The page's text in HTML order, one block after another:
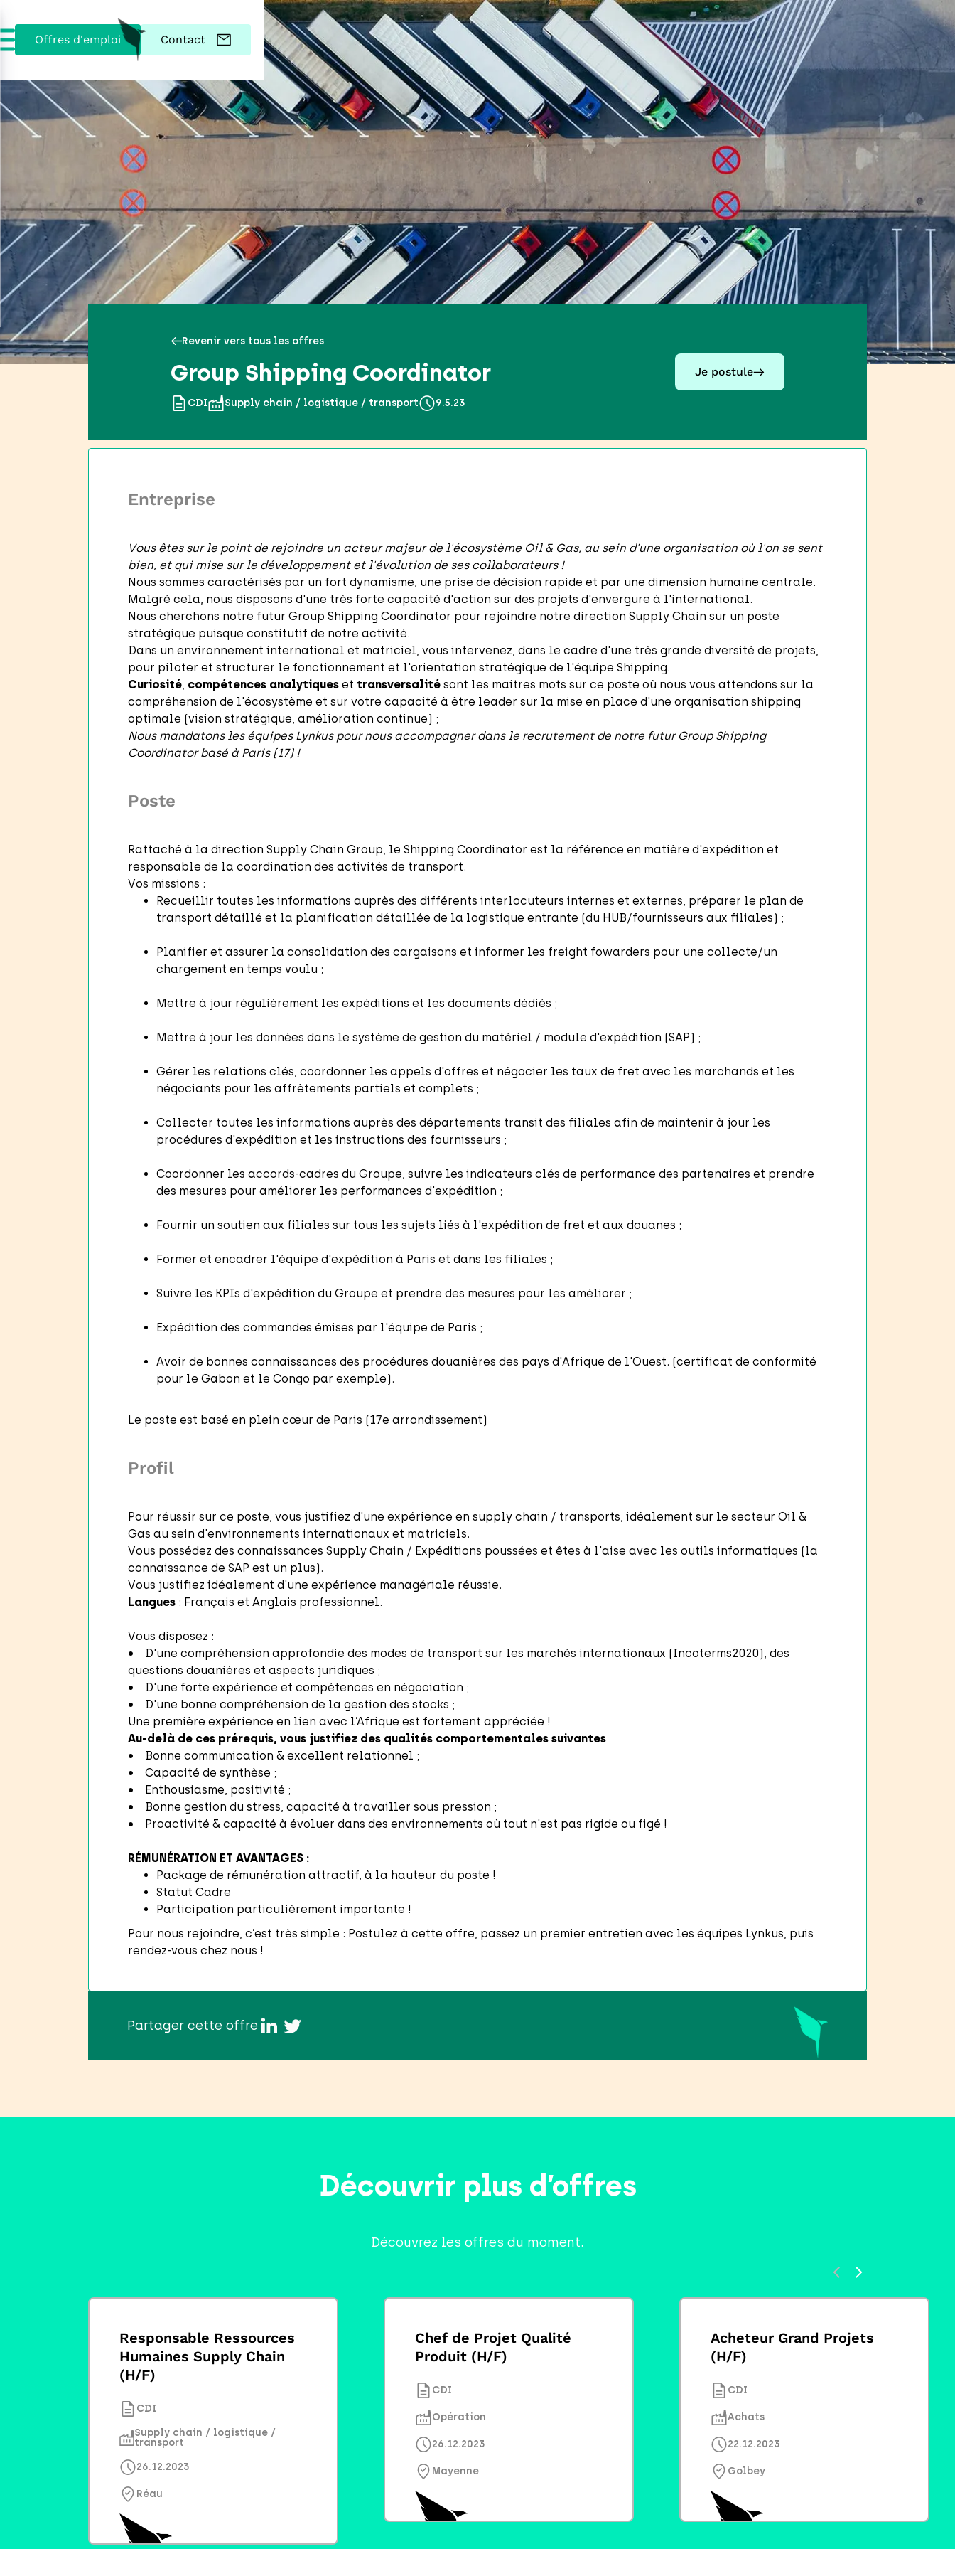
Offres d'emploi Contact
Revenir vers tous les offres
Group Shipping Coordinator
CDI Supply chain / logistique / transport 9.5.23
Je postule
Entreprise
Vous êtes sur le point de rejoindre un acteur majeur de l'écosystème Oil & Gas, au sein d'une organisation où l'on se sent
bien, et qui mise sur le développement et l'évolution de ses collaborateurs !
Nous sommes caractérisés par un fort dynamisme, une prise de décision rapide et par une dimension humaine centrale.
Malgré cela, nous disposons d'une très forte capacité d'action sur des projets d'envergure à l'international.
Nous cherchons notre futur Group Shipping Coordinator pour rejoindre notre direction Supply Chain sur un poste
stratégique puisque constitutif de notre activité.
Dans un environnement international et matriciel, vous intervenez, dans le cadre d'une très grande diversité de projets,
pour piloter et structurer le fonctionnement et l'orientation stratégique de l'équipe Shipping.
Curiosité, compétences analytiqueset transversalitésont les maitres mots sur ce poste où nous vous attendons sur la
compréhension de l'écosystème et sur votre capacité à être leader sur la mise en place d'une organisation shipping
optimale (vision stratégique, amélioration continue) ;
Nous mandatons les équipes Lynkus pour nous accompagner dans le recrutement de notre futur Group Shipping
Coordinator basé à Paris (17) !
Poste
Rattaché à la direction Supply Chain Group, le Shipping Coordinator est la référence en matière d'expédition et
responsable de la coordination des activités de transport.
Vos missions :
Recueillir toutes les informations auprès des différents interlocuteurs internes et externes, préparer le plan de
transport détaillé et la planification détaillée de la logistique entrante (du HUB/fournisseurs aux filiales) ;
Planifier et assurer la consolidation des cargaisons et informer les freight fowarders pour une collecte/un
chargement en temps voulu ;
Mettre à jour régulièrement les expéditions et les documents dédiés ;
Mettre à jour les données dans le système de gestion du matériel / module d'expédition (SAP) ;
Gérer les relations clés, coordonner les appels d'offres et négocier les taux de fret avec les marchands et les
négociants pour les affrètements partiels et complets ;
Collecter toutes les informations auprès des départements transit des filiales afin de maintenir à jour les
procédures d'expédition et les instructions des fournisseurs ;
Coordonner les accords-cadres du Groupe, suivre les indicateurs clés de performance des partenaires et prendre
des mesures pour améliorer les performances d'expédition ;
Fournir un soutien aux filiales sur tous les sujets liés à l'expédition de fret et aux douanes ;
Former et encadrer l'équipe d'expédition à Paris et dans les filiales ;
Suivre les KPIs d'expédition du Groupe et prendre des mesures pour les améliorer ;
Expédition des commandes émises par l'équipe de Paris ;
Avoir de bonnes connaissances des procédures douanières des pays d'Afrique de l'Ouest. (certificat de conformité
pour le Gabon et le Congo par exemple).
Le poste est basé en plein cœur de Paris (17e arrondissement)
Profil
Pour réussir sur ce poste, vous justifiez d'une expérience en supply chain / transports, idéalement sur le secteur Oil &
Gas au sein d'environnements internationaux et matriciels.
Vous possédez des connaissances Supply Chain / Expéditions poussées et êtes à l'aise avec les outils informatiques (la
connaissance de SAP est un plus).
Vous justifiez idéalement d'une expérience managériale réussie.
Langues: Français et Anglais professionnel.
Vous disposez :
• D'une compréhension approfondie des modes de transport sur les marchés internationaux (Incoterms2020), des
questions douanières et aspects juridiques ;
• D'une forte expérience et compétences en négociation ;
• D'une bonne compréhension de la gestion des stocks ;
Une première expérience en lien avec l’Afrique est fortement appréciée !
Au-delà de ces prérequis, vous justifiez des qualités comportementales suivantes
• Bonne communication & excellent relationnel ;
• Capacité de synthèse ;
• Enthousiasme, positivité ;
• Bonne gestion du stress, capacité à travailler sous pression ;
• Proactivité & capacité à évoluer dans des environnements où tout n'est pas rigide ou figé !
RÉMUNÉRATION ET AVANTAGES :
Package de rémunération attractif, à la hauteur du poste !
Statut Cadre
Participation particulièrement importante !
Pour nous rejoindre, c’est très simple : Postulez à cette offre, passez un premier entretien avec les équipes Lynkus, puis
rendez-vous chez nous !
Partager cette offre
Découvrir plus d’offres
Découvrez les offres du moment.
Responsable Ressources
Humaines Supply Chain
(H/F)
CDI
Supply chain / logistique /
transport
26.12.2023
Réau
Chef de Projet Qualité
Produit (H/F)
CDI
Opération
26.12.2023
Mayenne
Acheteur Grand Projets
(H/F)
CDI
Achats
22.12.2023
Golbey